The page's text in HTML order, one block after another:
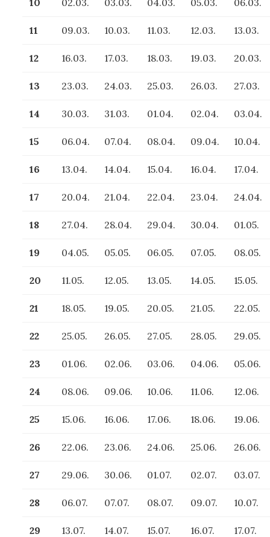
10 02.03. 03.03. 04.03. 05.03. 06.03.
11 09.03. 10.03. 11.03. 12.03. 13.03.
12 16.03. 17.03. 18.03. 19.03. 20.03.
13 23.03. 24.03. 25.03. 26.03. 27.03.
14 30.03. 31.03. 01.04. 02.04. 03.04.
15 06.04. 07.04. 08.04. 09.04. 10.04.
16 13.04. 14.04. 15.04. 16.04. 17.04.
17 20.04. 21.04. 22.04. 23.04. 24.04.
18 27.04. 28.04. 29.04. 30.04. 01.05.
19 04.05. 05.05. 06.05. 07.05. 08.05.
20 11.05. 12.05. 13.05. 14.05. 15.05.
21 18.05. 19.05. 20.05. 21.05. 22.05.
22 25.05. 26.05. 27.05. 28.05. 29.05.
23 01.06. 02.06. 03.06. 04.06. 05.06.
24 08.06. 09.06. 10.06. 11.06. 12.06.
25 15.06. 16.06. 17.06. 18.06. 19.06.
26 22.06. 23.06. 24.06. 25.06. 26.06.
27 29.06. 30.06. 01.07. 02.07. 03.07.
28 06.07. 07.07. 08.07. 09.07. 10.07.
29 13.07. 14.07. 15.07. 16.07. 17.07.